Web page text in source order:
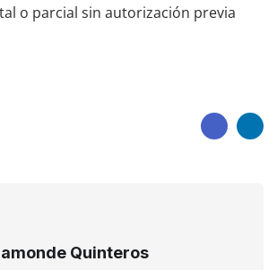
o parcial sin autorización previa
Quinteros